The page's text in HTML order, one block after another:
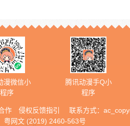
漫微信小
程序
腾讯动漫手Q小
程序
作 侵权反馈指引 联系方式：
粤网文 (2019) 2460-563号